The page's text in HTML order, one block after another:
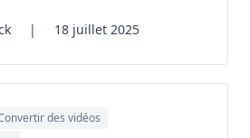
| 18 juillet 2025
des vidéos